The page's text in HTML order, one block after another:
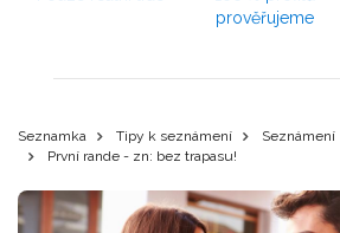
prověřujeme
Seznamka Tipy k seznámení
Seznámení
První rande - zn: bez trapasu!